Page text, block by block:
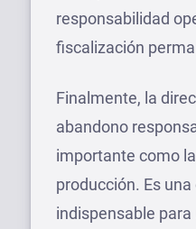
responsabilidad
fiscalización
Finalmente, la
abandono
importante como
producción. Es
indispensable